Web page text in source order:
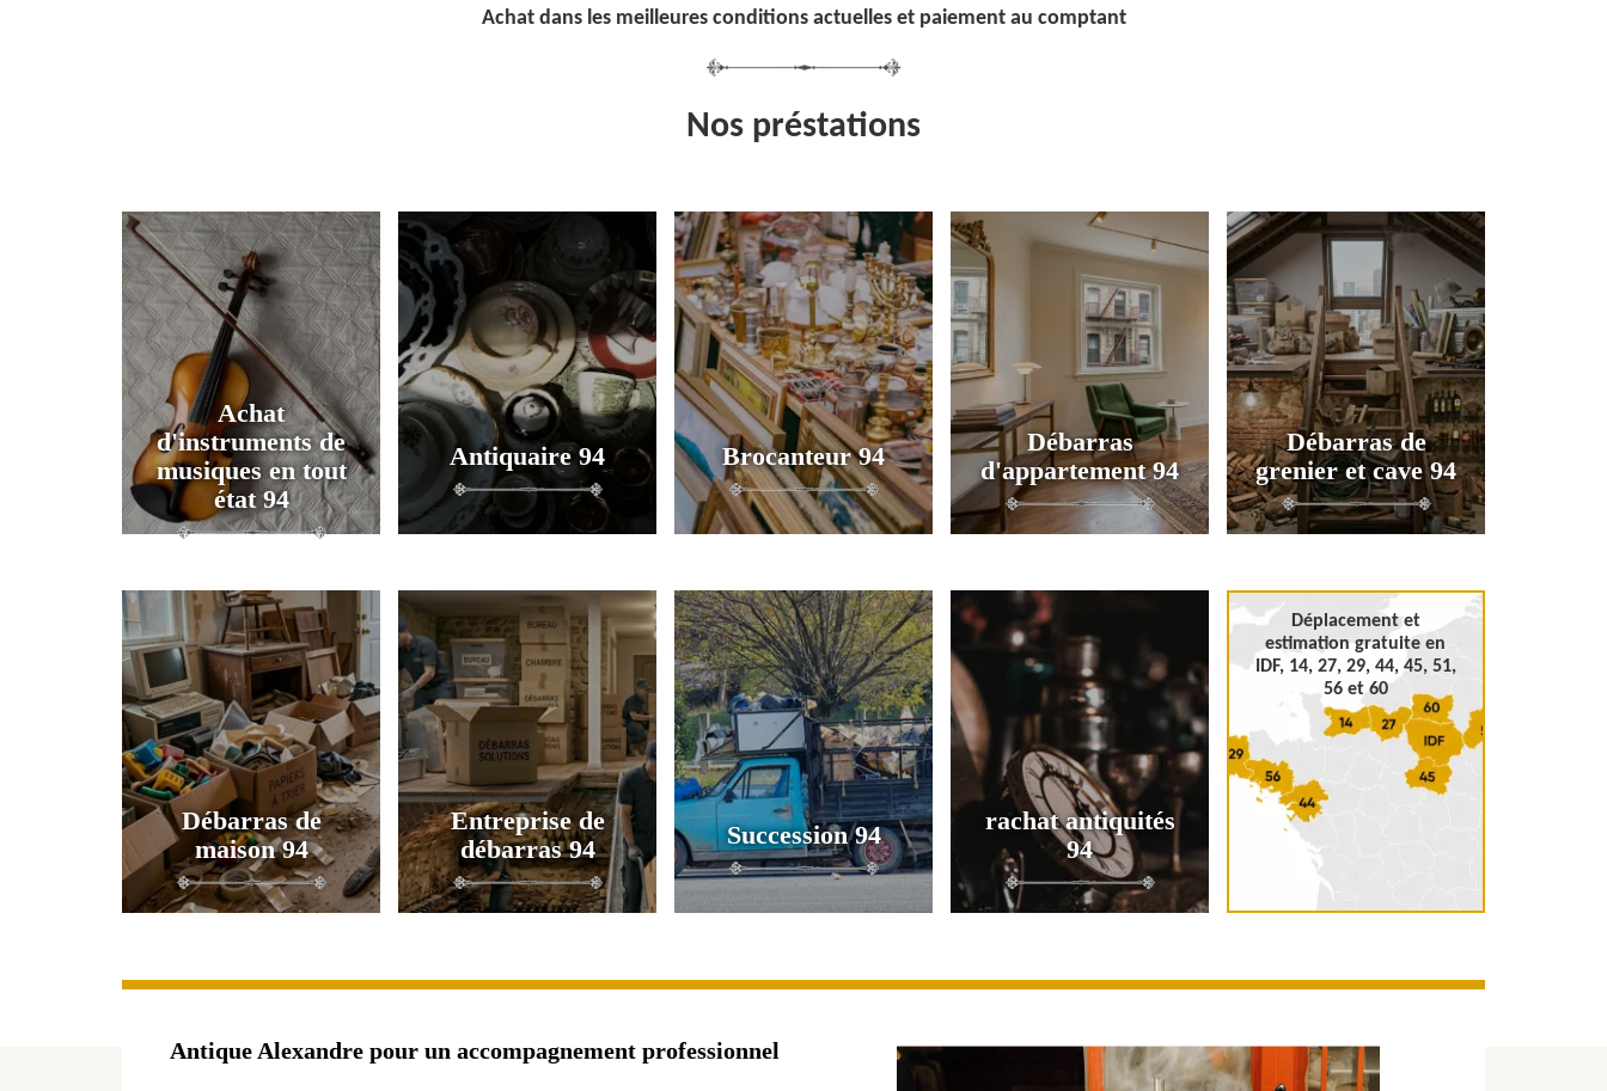
Achat dans les meilleures conditions actuelles et paiement au comptant
Nos préstations
Achat
d'instruments de
musiques en tout
état 94
Antiquaire 94 Brocanteur 94
Débarras
d'appartement 94
Débarras de
grenier et cave 94
Débarras de
maison 94
Entreprise de
débarras 94
Succession 94
rachat antiquités
94
Déplacement et
estimation gratuite en
IDF, 14, 27, 29, 44, 45, 51,
56 et 60
Antique Alexandre pour un accompagnement professionnel